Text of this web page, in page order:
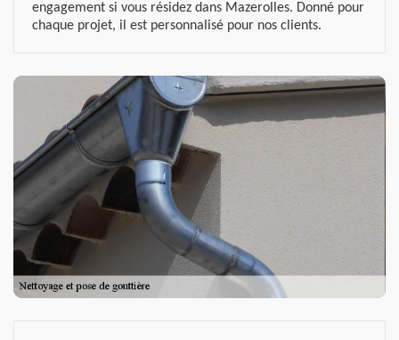
engagement si vous résidez dans Mazerolles. Donné pour
chaque projet, il est personnalisé pour nos clients.